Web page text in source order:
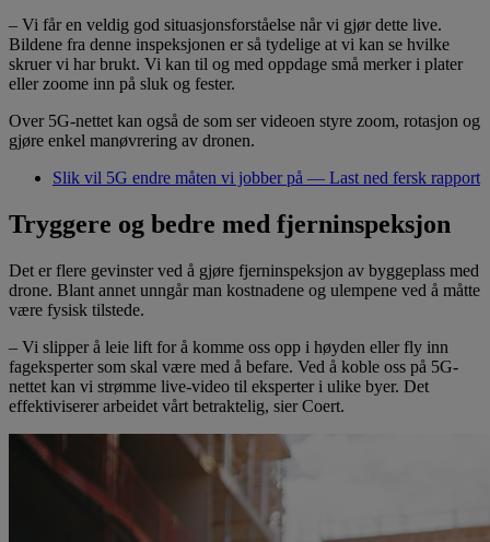
– Vi får en veldig god situasjonsforståelse når vi gjør dette live.
Bildene fra denne inspeksjonen er så tydelige at vi kan se hvilke
skruer vi har brukt. Vi kan til og med oppdage små merker i plater
eller zoome inn på sluk og fester.
Over 5G-nettet kan også de som ser videoen styre zoom, rotasjon og
gjøre enkel manøvrering av dronen.
Slik vil 5G endre måten vi jobber på — Last ned fersk rapport
Tryggere og bedre med fjerninspeksjon
Det er flere gevinster ved å gjøre fjerninspeksjon av byggeplass med
drone. Blant annet unngår man kostnadene og ulempene ved å måtte
være fysisk tilstede.
– Vi slipper å leie lift for å komme oss opp i høyden eller fly inn
fageksperter som skal være med å befare. Ved å koble oss på 5G-
nettet kan vi strømme live-video til eksperter i ulike byer. Det
effektiviserer arbeidet vårt betraktelig, sier Coert.